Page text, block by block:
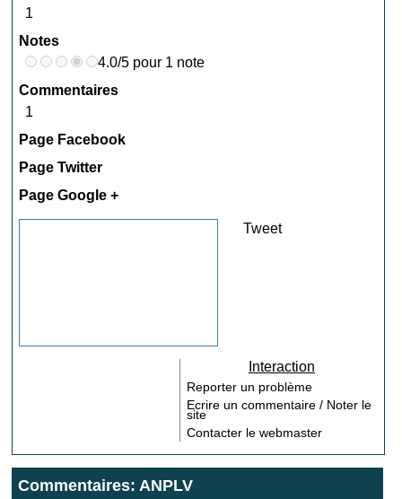
1
Notes
4.0/5 pour 1 note
Commentaires
1
Page Facebook
Page Twitter
Page Google +
Tweet
Interaction
Reporter un problème
Ecrire un commentaire / Noter le
site
Contacter le webmaster
Commentaires: ANPLV